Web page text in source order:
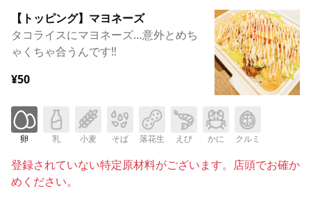
【トッピング】マヨネーズ
タコライスにマヨネーズ…意外とめち
ゃくちゃ合うんです‼︎
¥50
卵 乳 小麦 そば 落花生 えび かに クルミ
登録されていない特定原材料がございます。店頭でお確か
めください。